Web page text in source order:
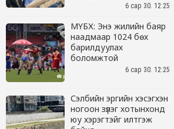
6 сар 30. 12:25
МҮБХ: Энэ жилийн баяр
наадмаар 1024 бөх
барилдуулах
боломжтой
6 сар 30. 12:25
Сэлбийн эргийн хэсэгхэн
ногоон зүлэг хотынхонд
юу хэрэгтэйг илтгэж